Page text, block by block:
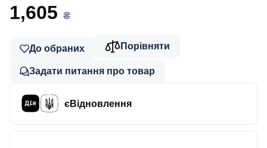
1,605 ₴
До обраних Порівняти
Задати питання про товар
єВідновлення